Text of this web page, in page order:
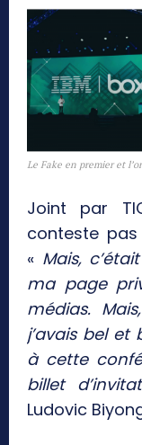
Le Fake en premier et
Joint par
conteste
« Mais,
ma page
médias.
j’avais bel et
à cette
billet
Ludovic